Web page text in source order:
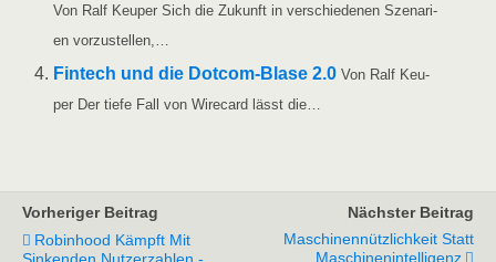
Von Ralf Keu­per Sich die Zukunft in ver­schie­de­nen Sze­na­ri­
en vorzustellen,…
Fin­tech und die Dot­­com-Bla­­se 2.0 Von Ralf Keu­
per Der tie­fe Fall von Wire­card lässt die…
Vorheriger Beitrag
Robinhood Kämpft Mit
Nächster Beitrag
Maschinennützlichkeit Statt
Maschinenintelligenz